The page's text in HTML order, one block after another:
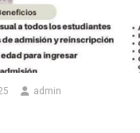
admin